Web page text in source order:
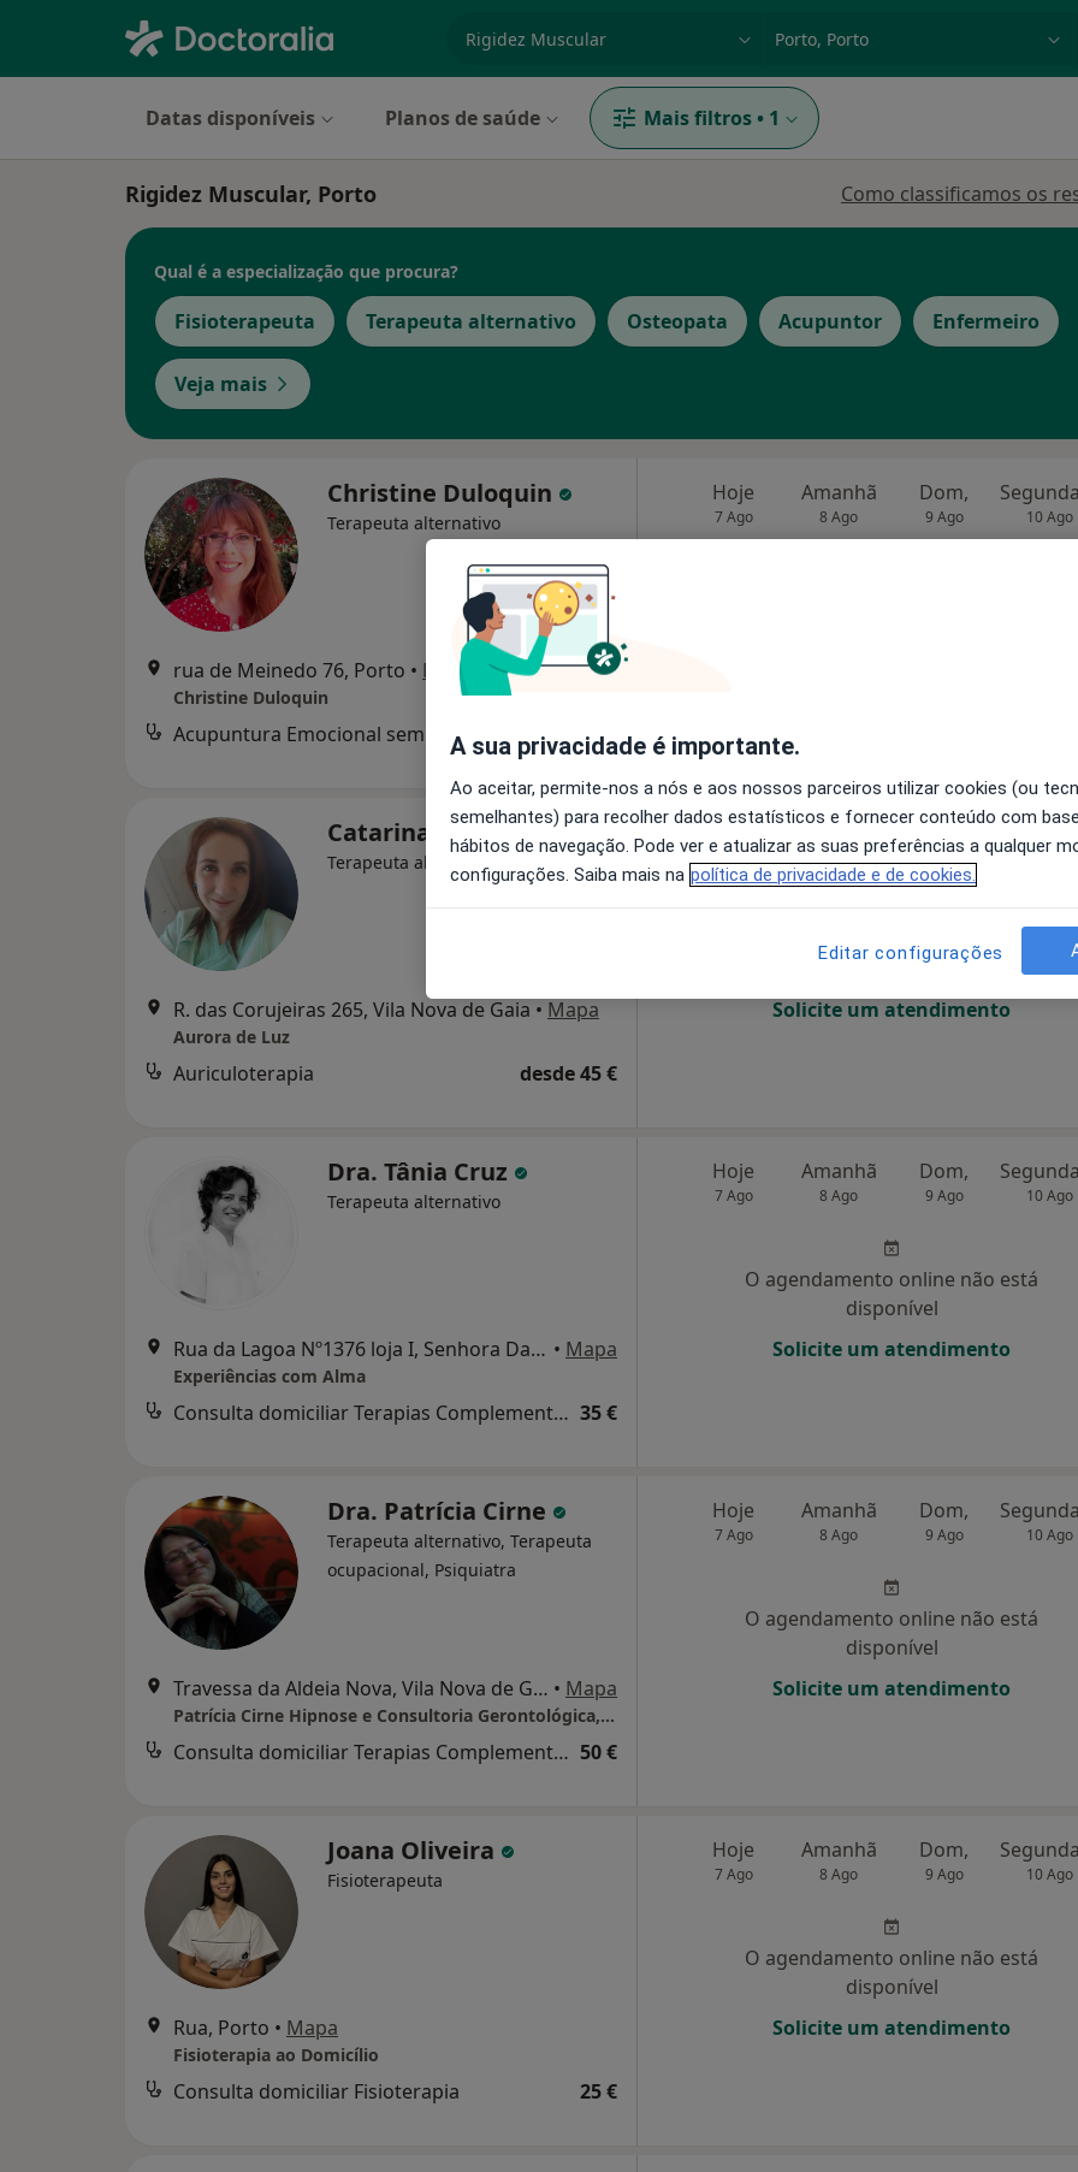
Datas disponíveis Planos de saúde Mais filtros • 1
Rigidez Muscular, Porto Como classificamos os
Qual é a especialização que procura?
Fisioterapeuta Terapeuta alternativo Osteopata Acupuntor Enfermeiro
Veja mais
Christine Duloquin
Terapeuta alternativo
rua de Meinedo 76, Porto • Mapa
Christine Duloquin
Acupuntura Emocional sem Agulhas desde 50 €
Hoje
7 Ago
Amanhã
8 Ago
Dom,
9 Ago 10 Ago
Catarina Brás
Terapeuta alternativo, Enfermeiro
R. das Corujeiras 265, Vila Nova de Gaia • Mapa
Aurora de Luz
Auriculoterapia desde 45 €
Hoje
7 Ago
Amanhã
8 Ago
Dom,
9 Ago 10 Ago
O agendamento online não está
disponível
Solicite um atendimento
Dra. Tânia Cruz
Terapeuta alternativo
Rua da Lagoa Nº1376 loja I, Senhora Da Hora • Mapa
Experiências com Alma
Consulta domiciliar Terapias Complementares e Alternativas 35 €
Hoje
7 Ago
Amanhã
8 Ago
Dom,
9 Ago 10 Ago
O agendamento online não está
disponível
Solicite um atendimento
Dra. Patrícia Cirne
Terapeuta alternativo, Terapeuta
ocupacional, Psiquiatra
Travessa da Aldeia Nova, Vila Nova de Gaia • Mapa
Patrícia Cirne Hipnose e Consultoria Gerontológica, Vila Nova de Gaia
Consulta domiciliar Terapias Complementares e Alternativas 50 €
Hoje
7 Ago
Amanhã
8 Ago
Dom,
9 Ago 10 Ago
O agendamento online não está
disponível
Solicite um atendimento
Joana Oliveira
Fisioterapeuta
Rua, Porto • Mapa
Fisioterapia ao Domicílio
Consulta domiciliar Fisioterapia 25 €
Hoje
7 Ago
Amanhã
8 Ago
Dom,
9 Ago 10 Ago
O agendamento online não está
disponível
Solicite um atendimento
A sua privacidade é importante.
Ao aceitar, permite-nos a nós e aos nossos parceiros utilizar cookies (ou
semelhantes) para recolher dados estatísticos e fornecer conteúdo com
hábitos de navegação. Pode ver e atualizar as suas preferências a qualquer
configurações. Saiba mais na política de privacidade e de cookies.
Editar configurações